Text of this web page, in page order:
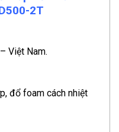
2T
Việt Nam.
đổ foam cách nhiệt